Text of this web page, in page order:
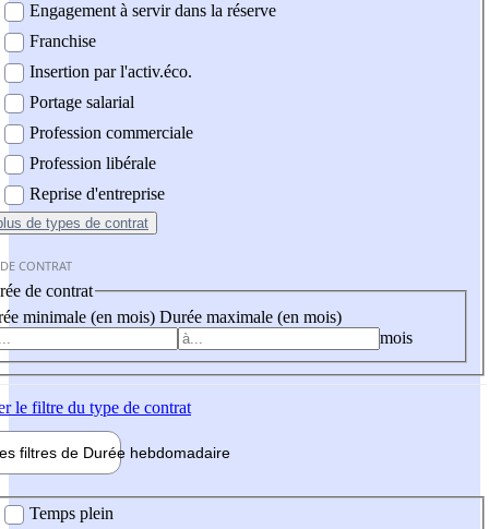
Engagement à servir dans la réserve
Franchise
Insertion par l'activ.éco.
Portage salarial
Profession commerciale
Profession libérale
Reprise d'entreprise
de types de contrat
CONTRAT
de contrat
minimale (en mois) Durée maximale (en mois)
mois
le filtre du type de contrat
filtres de Durée hebdomadaire
Temps plein